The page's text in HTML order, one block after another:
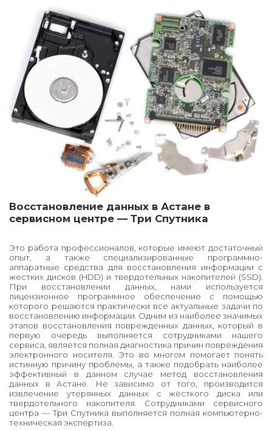
Восстановление данных в Астане в
сервисном центре — Три Спутника
Это работа профессионалов, которые имеют достаточный
опыт, а также специализированные программно-
аппаратные средства для восстановления информации с
жестких дисков (HDD) и твердотельных накопителей (SSD).
При восстановлении данных, нами используется
лицензионное программное обеспечение с помощью
которого решаются практически все актуальные задачи по
восстановлению информации. Одним из наиболее значимых
этапов восстановления поврежденных данных, который в
первую очередь выполняется сотрудниками нашего
сервиса, является полная диагностика причин повреждения
электронного носителя. Это во многом помогает понять
истинную причину проблемы, а также подобрать наиболее
эффективный в данном случае метод восстановления
данных в Астане. Не зависимо от того, производится
извлечение утерянных данных с жёсткого диска или
твердотельного накопителя. Сотрудниками сервисного
центра — Три Спутника выполняется полная компьютерно-
техническая экспертиза.